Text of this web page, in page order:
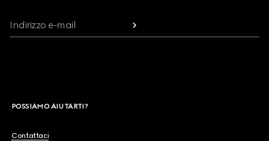
Indirizzo e-mail
POSSIAMO AIUTARTI?
Contattaci